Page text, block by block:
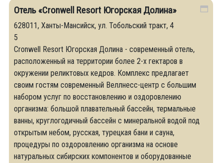
Отель «Cronwell Resort Югорская Долина»
628011, Ханты-Мансийск, ул. Тобольский тракт, 4
5
Cronwell Resort Югорская Долина - современный отель,
расположенный на территории более 2-х гектаров в
окружении реликтовых кедров. Комплекс предлагает
своим гостям современный Веллнесс-центр с большим
набором услуг по восстановлению и оздоровлению
организма: большой плавательный бассейн, термальные
ванны, круглогодичный бассейн с минеральной водой под
открытым небом, русская, турецкая бани и сауна,
процедуры по оздоровлению организма на основе
натуральных сибирских компонентов и оборудованные